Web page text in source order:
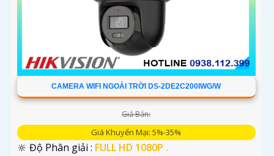
CAMERA WIFI NGOÀI TRỜI DS-2DE2C200IWG/W
Giá Bán:
Giá Khuyến Mại: 5%-35%
🔆 Độ Phân giải : FULL HD 1080P .